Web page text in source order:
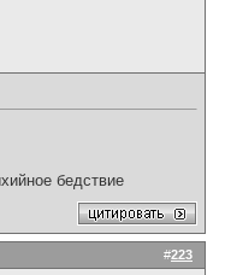
бедствие
#223